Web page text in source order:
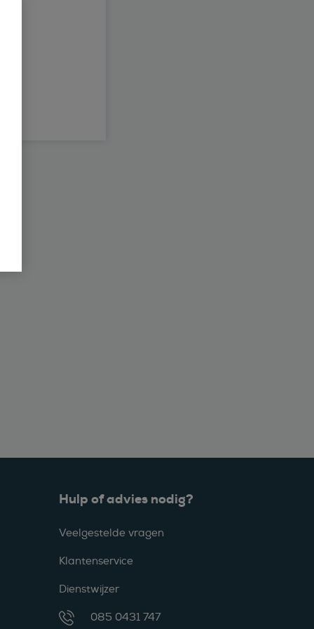
Hulp of advies nodig?
Veelgestelde vragen
Klantenservice
Dienstwijzer
085 0431 747